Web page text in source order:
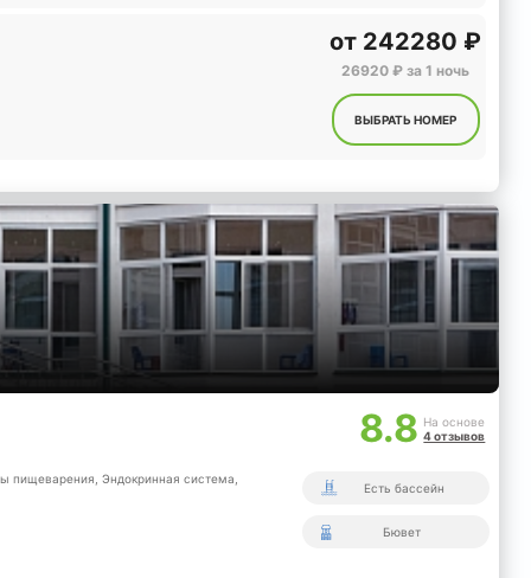
от 242280 ₽
26920 ₽ за 1 ночь
ВЫБРАТЬ НОМЕР
8.8 На основе
4 отзывов
пищеварения, Эндокринная система,
Есть бассейн
Бювет